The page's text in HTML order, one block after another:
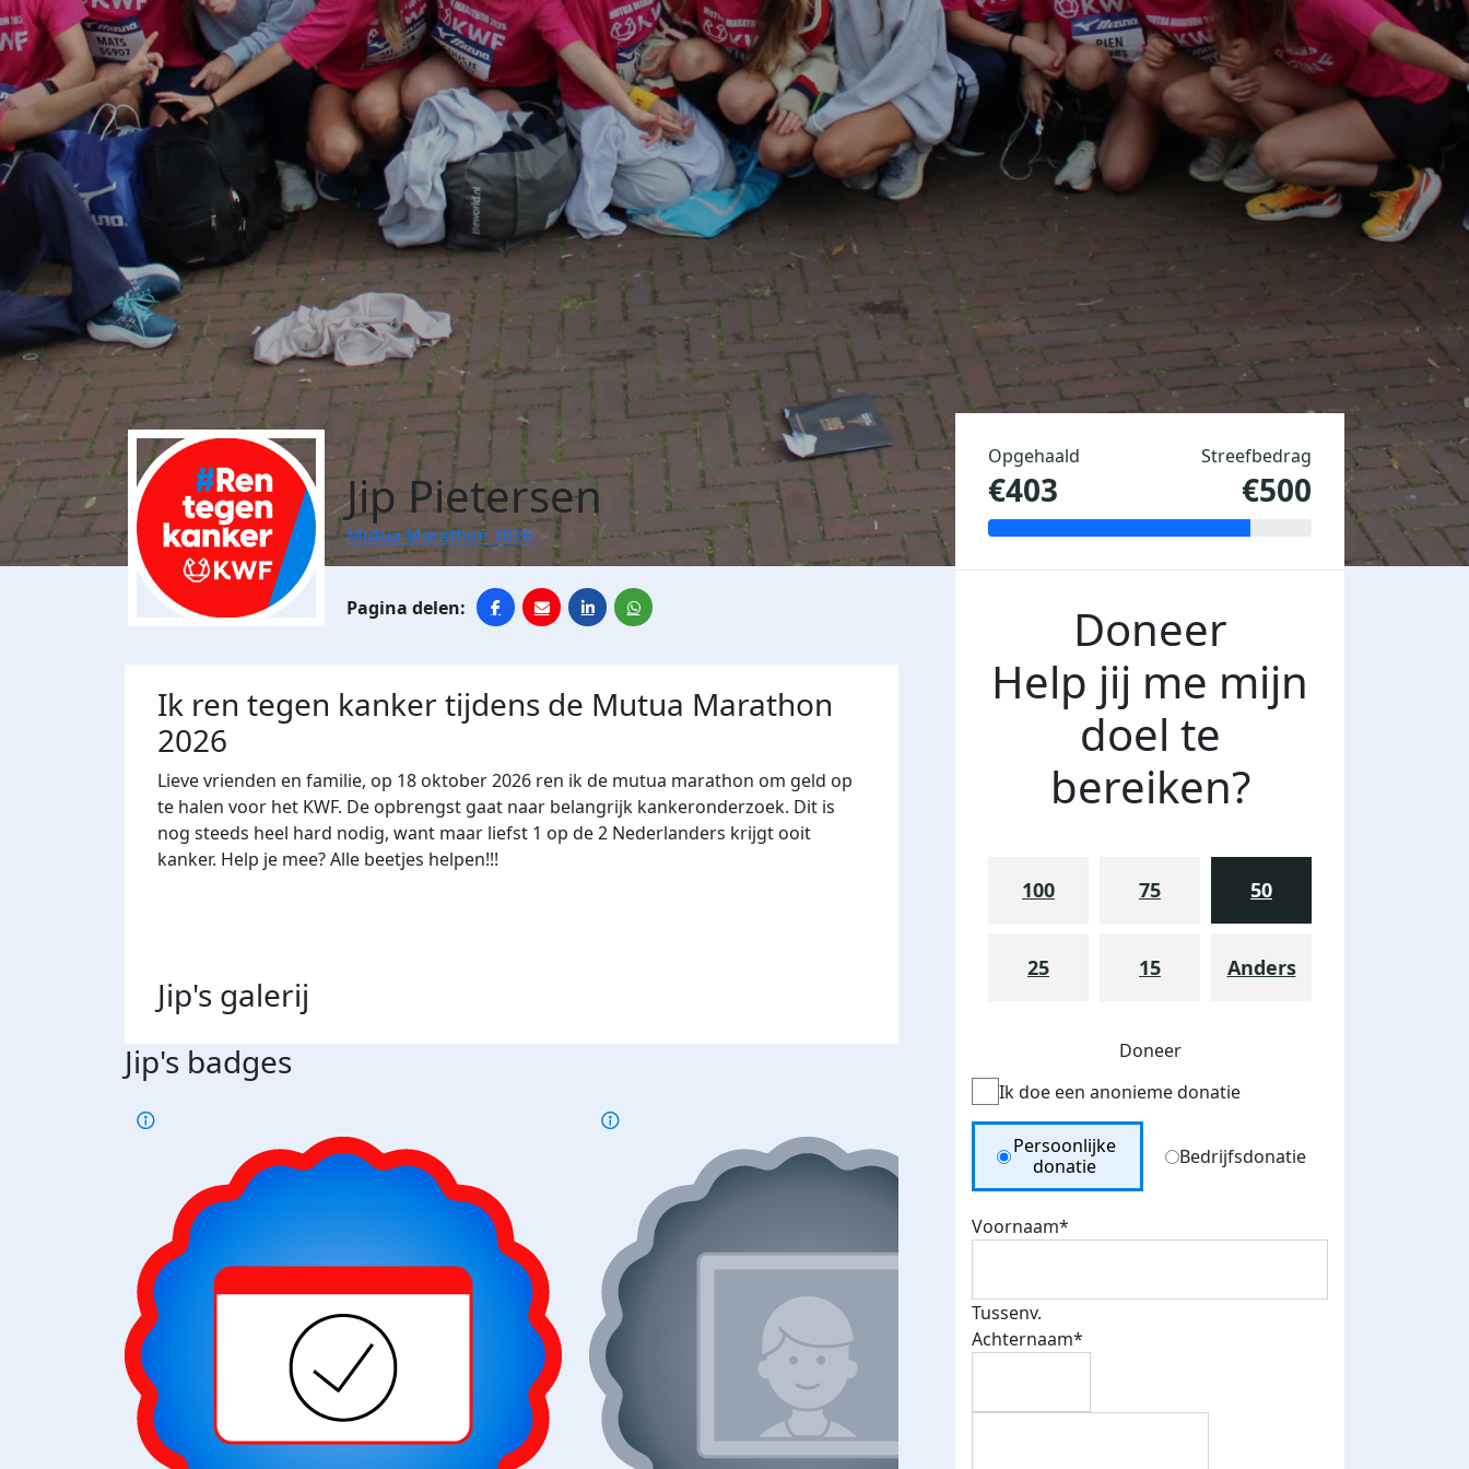
Jip Pietersen
Mutua Marathon 2026
Ik ren tegen kanker tijdens de Mutua Marathon
2026
Lieve vrienden en familie, op 18 oktober 2026 ren ik de mutua marathon om geld op
te halen voor het KWF. De opbrengst gaat naar belangrijk kankeronderzoek. Dit is
nog steeds heel hard nodig, want maar liefst 1 op de 2 Nederlanders krijgt ooit
kanker. Help je mee? Alle beetjes helpen!!!
Jip's galerij
Jip's badges
Opgehaald
€403
Streefbedrag
€500
Doneer
Help jij me mijn
doel te
bereiken?
100 75 50
25 15 Anders
Doneer
Ik doe een anonieme donatie
Donation Type
Persoonlijke
donatie
Bedrijfsdonatie
Voornaam*
Tussenv.
Achternaam*